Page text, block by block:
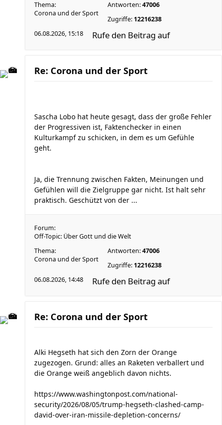
Thema:
Corona und der Sport
Antworten:47006
Zugriffe: 12216238
06.08.2026, 15:18
Rufe den Beitrag auf
Re: Corona und der Sport
Sascha Lobo hat heute gesagt, dass der große Fehler
der Progressiven ist, Faktenchecker in einen
Kulturkampf zu schicken, in dem es um Gefühle
geht.
Ja, die Trennung zwischen Fakten, Meinungen und
Gefühlen will die Zielgruppe gar nicht. Ist halt sehr
praktisch. Geschützt von der ...
Forum:
Off-Topic: Über Gott und die Welt
Thema:
Corona und der Sport
Antworten:47006
Zugriffe: 12216238
06.08.2026, 14:48
Rufe den Beitrag auf
Re: Corona und der Sport
Alki Hegseth hat sich den Zorn der Orange
zugezogen. Grund: alles an Raketen verballert und
die Orange weiß angeblich davon nichts.
https://www.washingtonpost.com/national-
security/2026/08/05/trump-hegseth-clashed-camp-
david-over-iran-missile-depletion-concerns/